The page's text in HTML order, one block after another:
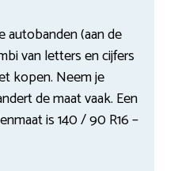
autobanden (aan de
van letters en cijfers
kopen. Neem je
de maat vaak. Een
is 140 / 90 R16 –